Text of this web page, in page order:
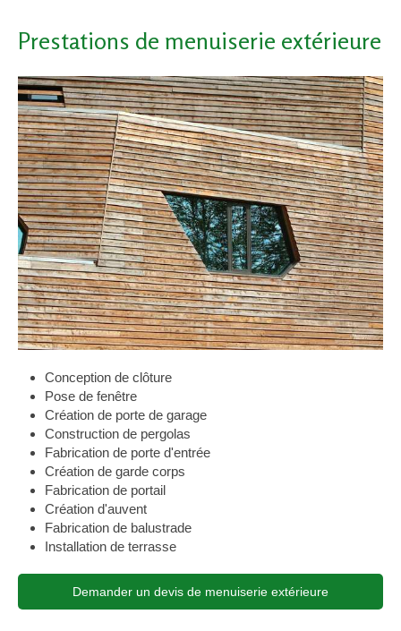
Prestations de menuiserie extérieure
Conception de clôture
Pose de fenêtre
Création de porte de garage
Construction de pergolas
Fabrication de porte d'entrée
Création de garde corps
Fabrication de portail
Création d'auvent
Fabrication de balustrade
Installation de terrasse
Demander un devis de menuiserie extérieure